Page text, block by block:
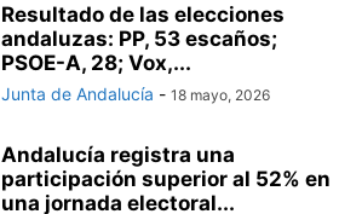
Resultado de las elecciones
andaluzas: PP, 53 escaños;
PSOE-A, 28; Vox,...
Junta de Andalucía - 18 mayo, 2026
Andalucía registra una
participación superior al 52% en
una jornada electoral...